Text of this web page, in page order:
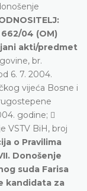
662/04 (OM)
akti/predmet
br.
6. 7. 2004.
vijeća Bosne i
godine; 
VSTV BiH, broj
o Pravilima
Donošenje
suda Farisa
kandidata za